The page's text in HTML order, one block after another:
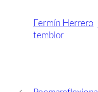
Fermín Herrero
temblor